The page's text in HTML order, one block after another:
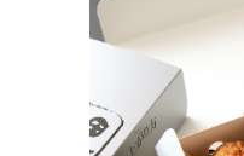
贈答用
蒲鉾屋さんのコロッケ